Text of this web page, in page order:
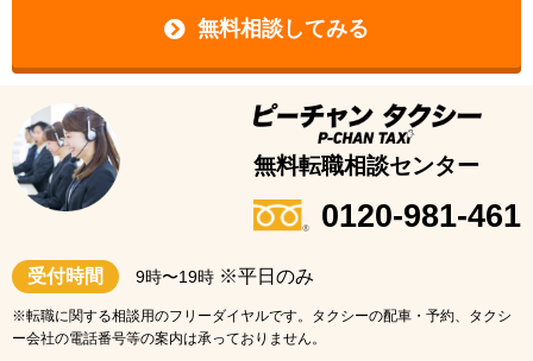
無料相談してみる
無料転職相談センター
0120-981-461
受付時間 9時〜19時 ※平日のみ
※転職に関する相談用のフリーダイヤルです。タクシーの配車・予約、タクシ
ー会社の電話番号等の案内は承っておりません。